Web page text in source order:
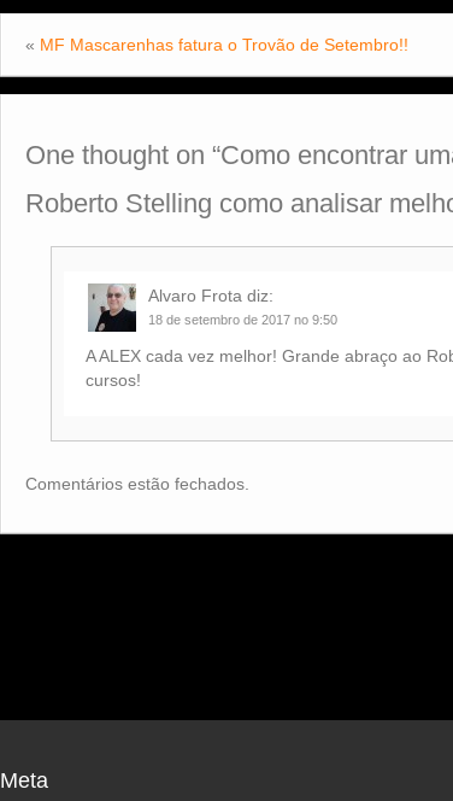
« MF Mascarenhas fatura o Trovão de Setembro!!
One thought on “Como encontrar
Roberto Stelling como analisar
Alvaro Frota diz:
18 de setembro de 2017 no 9:50
A ALEX cada vez melhor! Grande abraço ao
cursos!
Comentários estão fechados.
Meta